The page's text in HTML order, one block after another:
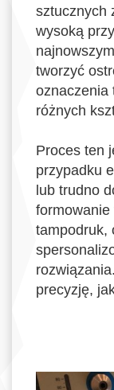
sztucznych
wysoką
tworzyć
oznaczenia
różnych
Proces ten
przypadku
lub trudno
tampodruk,
precyzję,